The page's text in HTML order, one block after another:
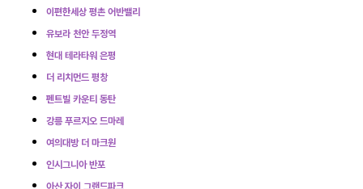
이편한세상 평촌 어반밸리
유보라 천안 두정역
현대 테라타워 은평
더 리치먼드 평창
펜트빌 카운티 동탄
강릉 푸르지오 드마레
여의대방 더 마크원
인시그니아 반포
아산 자이 그랜드파크